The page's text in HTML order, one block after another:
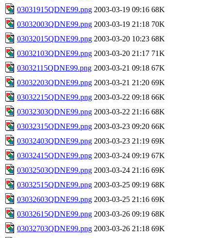
03031915QDNE99.png 2003-03-19 09:16 68K
03032003QDNE99.png 2003-03-19 21:18 70K
03032015QDNE99.png 2003-03-20 10:23 68K
03032103QDNE99.png 2003-03-20 21:17 71K
03032115QDNE99.png 2003-03-21 09:18 67K
03032203QDNE99.png 2003-03-21 21:20 69K
03032215QDNE99.png 2003-03-22 09:18 66K
03032303QDNE99.png 2003-03-22 21:16 68K
03032315QDNE99.png 2003-03-23 09:20 66K
03032403QDNE99.png 2003-03-23 21:19 69K
03032415QDNE99.png 2003-03-24 09:19 67K
03032503QDNE99.png 2003-03-24 21:16 69K
03032515QDNE99.png 2003-03-25 09:19 68K
03032603QDNE99.png 2003-03-25 21:16 69K
03032615QDNE99.png 2003-03-26 09:19 68K
03032703QDNE99.png 2003-03-26 21:18 69K